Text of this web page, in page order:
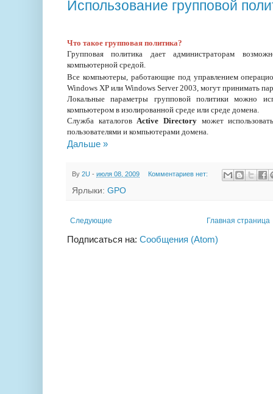
Использование групповой
Что такое групповая политика?
Групповая политика дает администраторам
компьютерной средой.
Все компьютеры, работающие под управлением
Windows XP или Windows Server 2003, могут принимать
Локальные параметры групповой политики можно
компьютером в изолированной среде или среде домена.
Служба каталоговActive Directory может
пользователями и компьютерами домена.
Дальше »
By 2U - июля 08, 2009 Комментариев нет:
Ярлыки: GPO
Следующие Главная страница
Подписаться на: Сообщения (Atom)